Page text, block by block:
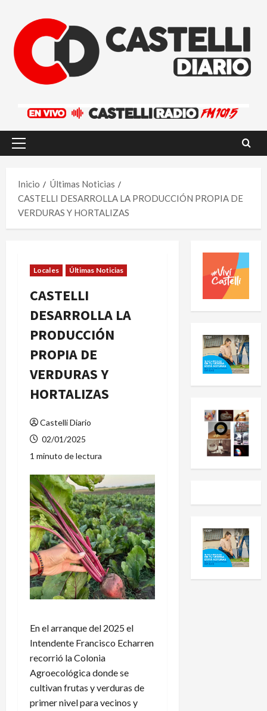
contenido
Menú
Inicio
Últimas Noticias
CASTELLI DESARROLLA LA PRODUCCIÓN PROPIA DE
VERDURAS Y HORTALIZAS
Locales Últimas Noticias
CASTELLI
DESARROLLA LA
PRODUCCIÓN
PROPIA DE
VERDURAS Y
HORTALIZAS
Castelli Diario
02/01/2025
1 minuto de lectura
En el arranque del 2025 el
Intendente Francisco Echarren
recorrió la Colonia
Agroecológica donde se
cultivan frutas y verduras de
primer nivel para vecinos y